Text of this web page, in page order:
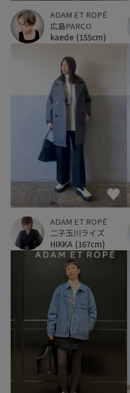
ADAM ET ROPÉ
広島PARCO
kaede (155cm)
ADAM ET ROPÉ
二子玉川ライズ
HIKKA (167cm)